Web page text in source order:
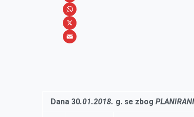
e
b
o
s
s
e
i
n
k
V
i
b
W
h
p
X
l
Dana 30.01.2018. g. se zbog